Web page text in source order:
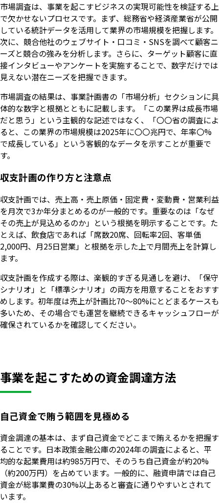
市場調査は、事業を起こすビジネスの実現可能性を検証する上
で欠かせないプロセスです。まず、総務省や経済産業省が公開
している統計データを活用して業界の市場規模を把握します。
次に、競合他社のウェブサイト・口コミ・SNSを調べて顧客ニ
ーズと競合の強みを分析します。さらに、ターゲット顧客に直
接インタビューやアンケートを実施することで、数字だけでは
見えない潜在ニーズを把握できます。
市場調査の結果は、事業計画書の「市場分析」セクションに具
体的な数字と根拠とともに記載します。「この業界は成長市場
だと思う」という主観的な記述ではなく、「〇〇省の調査によ
ると、この業界の市場規模は2025年に〇〇兆円で、年率〇%
で成長している」という客観的なデータを示すことが重要で
す。
収支計画の作り方と注意点
収支計画では、売上高・売上原価・固定費・変動費・営業利益
を月次で3か年分まとめるのが一般的です。重要なのは「なぜ
その売上が見込めるのか」という根拠を明示することです。た
とえば、飲食店であれば「席数20席、回転率2回、客単価
2,000円、月25日営業」と根拠を示した上で月間売上を計算し
ます。
収支計画を作成する際は、楽観的すぎる見通しを避け、「保守
シナリオ」と「標準シナリオ」の両方を用意することをおすす
めします。初年度は売上が計画比70〜80%にとどまるケースも
多いため、その場合でも運営を継続できるキャッシュフローが
確保されているかを確認してください。
事業を起こすための資金調達方法
自己資金で賄う範囲を見極める
資金調達の基本は、まず自己資金でどこまで賄えるかを把握す
ることです。日本政策金融公庫の2024年の調査によると、平
均的な起業費用は約985万円で、そのうち自己資金が約20%
（約200万円）を占めています。一般的に、融資申請では自己
資金が総事業費の30%以上あると審査に通りやすいとされて
います。